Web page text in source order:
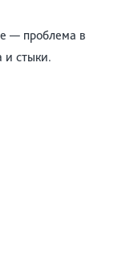
— проблема в
и стыки.